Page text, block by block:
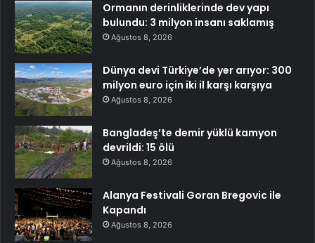
Ormanın derinliklerinde dev yapı
bulundu: 3 milyon insanı saklamış
Ağustos 8, 2026
Dünya devi Türkiye’de yer arıyor: 300
milyon euro için iki il karşı karşıya
Ağustos 8, 2026
Bangladeş’te demir yüklü kamyon
devrildi: 15 ölü
Ağustos 8, 2026
Alanya Festivali Goran Bregovic ile
Kapandı
Ağustos 8, 2026